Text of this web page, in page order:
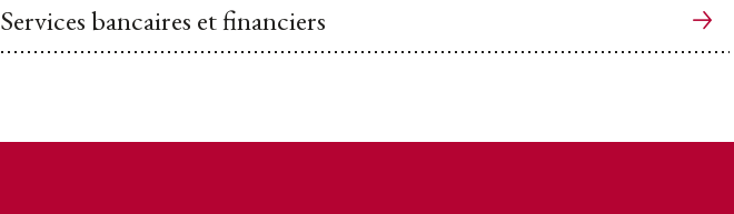
Services bancaires et financiers